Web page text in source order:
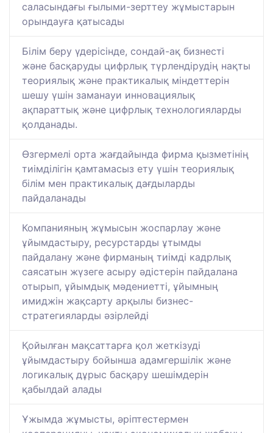
саласындағы ғылыми-зерттеу жұмыстарын
орындауға қатысады
Білім беру үдерісінде, сондай-ақ бизнесті
және басқаруды цифрлық түрлендірудің нақты
теориялық және практикалық міндеттерін
шешу үшін заманауи инновациялық
ақпараттық және цифрлық технологияларды
қолданады.
Өзгермелі орта жағдайында фирма қызметінің
тиімділігін қамтамасыз ету үшін теориялық
білім мен практикалық дағдыларды
пайдаланады
Компанияның жұмысын жоспарлау және
ұйымдастыру, ресурстарды ұтымды
пайдалану және фирманың тиімді кадрлық
саясатын жүзеге асыру әдістерін пайдалана
отырып, ұйымдық мәдениетті, ұйымның
имиджін жақсарту арқылы бизнес-
стратегияларды әзірлейді
Қойылған мақсаттарға қол жеткізуді
ұйымдастыру бойынша адамгершілік және
логикалық дұрыс басқару шешімдерін
қабылдай алады
Ұжымда жұмысты, әріптестермен